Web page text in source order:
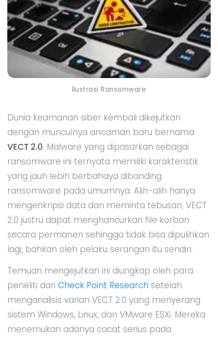
Ilustrasi Ransomware
Dunia keamanan siber kembali dikejutkan
dengan munculnya ancaman baru bernama
VECT 2.0. Malware yang dipasarkan sebagai
ransomware ini ternyata memiliki karakteristik
yang jauh lebih berbahaya dibanding
ransomware pada umumnya. Alih-alih hanya
mengenkripsi data dan meminta tebusan, VECT
2.0 justru dapat menghancurkan file korban
secara permanen sehingga tidak bisa dipulihkan
lagi, bahkan oleh pelaku serangan itu sendiri.
Temuan mengejutkan ini diungkap oleh para
peneliti dari Check Point Research setelah
menganalisis varian VECT 2.0 yang menyerang
sistem Windows, Linux, dan VMware ESXi. Mereka
menemukan adanya cacat serius pada